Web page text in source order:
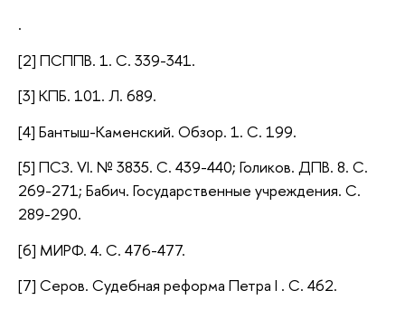
.
[2] ПСППВ. 1. С. 339-341.
[3] КПБ. 101. Л. 689.
[4] Бантыш-Каменский. Обзор. 1. С. 199.
[5] ПСЗ. VI. № 3835. С. 439-440; Голиков. ДПВ. 8. С.
269-271; Бабич. Государственные учреждения. С.
289-290.
[6] МИРФ. 4. С. 476-477.
[7] Серов. Судебная реформа Петра I . С. 462.